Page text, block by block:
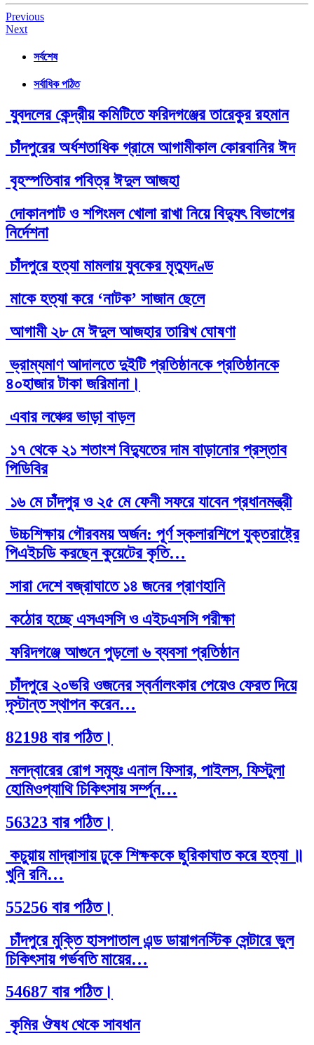
Post
navigation
Previous
Next
সর্বশেষ
সর্বাধিক পঠিত
যুবদলের কেন্দ্রীয় কমিটিতে ফরিদগঞ্জের তারেকুর রহমান
চাঁদপুরের অর্ধশতাধিক গ্রামে আগামীকাল কোরবানির ঈদ
বৃহস্পতিবার পবিত্র ঈদুল আজহা
দোকানপাট ও শপিংমল খোলা রাখা নিয়ে বিদ্যুৎ বিভাগের
নির্দেশনা
চাঁদপুরে হত্যা মামলায় যুবকের মৃত্যুদণ্ড
মাকে হত্যা করে ‘নাটক’ সাজান ছেলে
আগামী ২৮ মে ঈদুল আজহার তারিখ ঘোষণা
ভ্রাম্যমাণ আদালতে দুইটি প্রতিষ্ঠানকে প্রতিষ্ঠানকে
৪০হাজার টাকা জরিমানা।
এবার লঞ্চের ভাড়া বাড়ল
১৭ থেকে ২১ শতাংশ বিদ্যুতের দাম বাড়ানোর প্রস্তাব
পিডিবির
১৬ মে চাঁদপুর ও ২৫ মে ফেনী সফরে যাবেন প্রধানমন্ত্রী
উচ্চশিক্ষায় গৌরবময় অর্জন: পূর্ণ স্কলারশিপে যুক্তরাষ্ট্রে
পিএইচডি করছেন কুয়েটের কৃতি…
সারা দেশে বজ্রাঘাতে ১৪ জনের প্রাণহানি
কঠোর হচ্ছে এসএসসি ও এইচএসসি পরীক্ষা
ফরিদগঞ্জে আগুনে পুড়লো ৬ ব্যবসা প্রতিষ্ঠান
চাঁদপুরে ২০ভরি ওজনের স্বর্নালংকার পেয়েও ফেরত দিয়ে
দৃস্টান্ত স্থাপন করেন…
82198 বার পঠিত।
মলদ্বারের রোগ সমূহঃ এনাল ফিসার, পাইলস, ফিস্টুলা
হোমিওপ্যাথি চিকিৎসায় সর্ম্পূন…
56323 বার পঠিত।
কচুয়ায় মাদ্রাসায় ঢুকে শিক্ষককে ছুরিকাঘাত করে হত্যা ॥
খুনি রনি…
55256 বার পঠিত।
চাঁদপুরে মুক্তি হাসপাতাল এন্ড ডায়াগনস্টিক সেন্টারে ভুল
চিকিৎসায় গর্ভবতি মায়ের…
54687 বার পঠিত।
কৃমির ঔষধ থেকে সাবধান